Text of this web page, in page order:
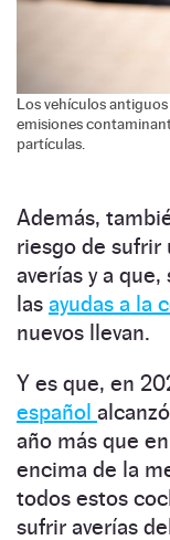
Los vehículos
emisiones
partículas.
Además,
riesgo de sufrir
averías y a
las ayudas a la
nuevos llevan.
Y es que, en
español
año más que
encima de la
todos estos
sufrir averías